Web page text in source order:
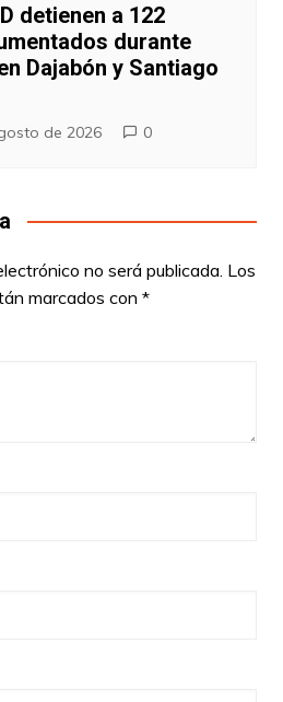
detienen a 122
durante
Dajabón y Santiago
de 2026 0
no será publicada. Los
marcados con *